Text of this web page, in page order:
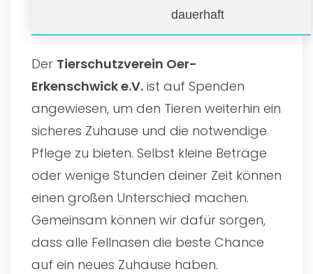
dauerhaft
Der Tierschutzverein Oer-
Erkenschwick e.V. ist auf Spenden
angewiesen, um den Tieren weiterhin ein
sicheres Zuhause und die notwendige
Pflege zu bieten. Selbst kleine Beträge
oder wenige Stunden deiner Zeit können
einen großen Unterschied machen.
Gemeinsam können wir dafür sorgen,
dass alle Fellnasen die beste Chance
auf ein neues Zuhause haben.